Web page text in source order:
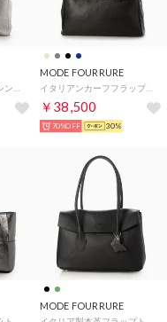
MODE FOURRURE
イタリアンカーフフラップ付トートバッグ （ブラック）
￥38,500
70%OFF 30%
MODE FOURRURE